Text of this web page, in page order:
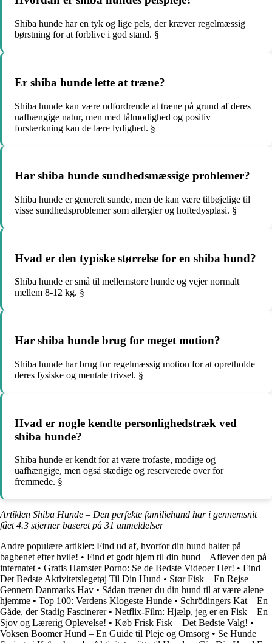
Shiba hunde har en tyk og lige pels, der kræver regelmæssig
børstning for at forblive i god stand. §
Er shiba hunde lette at træne?
Shiba hunde kan være udfordrende at træne på grund af deres
uafhængige natur, men med tålmodighed og positiv
forstærkning kan de lære lydighed. §
Har shiba hunde sundhedsmæssige problemer?
Shiba hunde er generelt sunde, men de kan være tilbøjelige til
visse sundhedsproblemer som allergier og hoftedysplasi. §
Hvad er den typiske størrelse for en shiba hund?
Shiba hunde er små til mellemstore hunde og vejer normalt
mellem 8-12 kg. §
Har shiba hunde brug for meget motion?
Shiba hunde har brug for regelmæssig motion for at opretholde
deres fysiske og mentale trivsel. §
Hvad er nogle kendte personlighedstræk ved
shiba hunde?
Shiba hunde er kendt for at være trofaste, modige og
uafhængige, men også stædige og reserverede over for
fremmede. §
Artiklen Shiba Hunde – Den perfekte familiehund har i gennemsnit
fået4.3 stjerner baseret på 31 anmeldelser
Andre populære artikler: Find ud af, hvorfor din hund halter på
bagbenet efter hvile! • Find et godt hjem til din hund – Aflever den på
internatet • Gratis Hamster Porno: Se de Bedste Videoer Her! • Find
Det Bedste Aktivitetslegetøj Til Din Hund • Stør Fisk – En Rejse
Gennem Danmarks Hav • Sådan træner du din hund til at være alene
hjemme • Top 100: Verdens Klogeste Hunde • Schrödingers Kat – En
Gåde, der Stadig Fascinerer• Netflix-Film: Hjælp, jeg er en Fisk – En
Sjov og Lærerig Oplevelse! • Køb Frisk Fisk – Det Bedste Valg! •
Voksen Boomer Hund – En Guide til Pleje og Omsorg • Se Hunde